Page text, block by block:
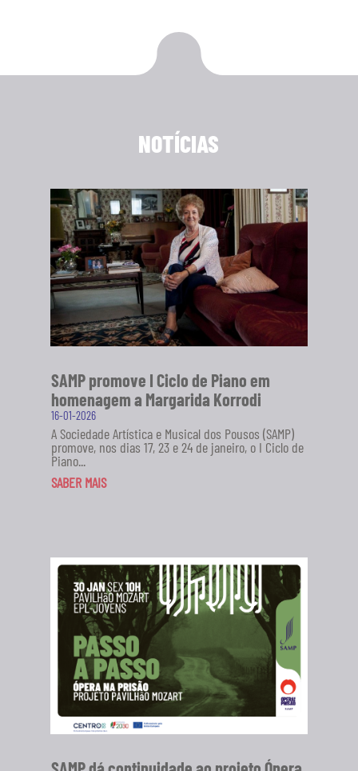
NOTÍCIAS
SAMP promove I Ciclo de Piano em
homenagem a Margarida Korrodi
16-01-2026
A Sociedade Artística e Musical dos Pousos (SAMP)
promove, nos dias 17, 23 e 24 de janeiro, o I Ciclo de
Piano...
SABER MAIS